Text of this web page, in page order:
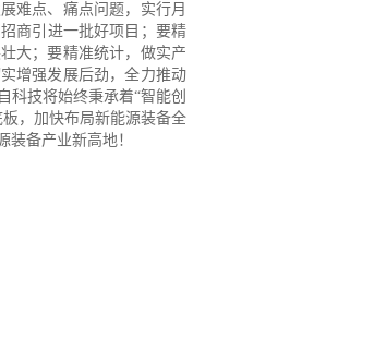
难点、痛点问题，实行月
招商引进一批好项目；要精
大；要精准统计，做实产
增强发展后劲，全力推动
科技将始终秉承着“智能创
板，加快布局新能源装备全
装备产业新高地！